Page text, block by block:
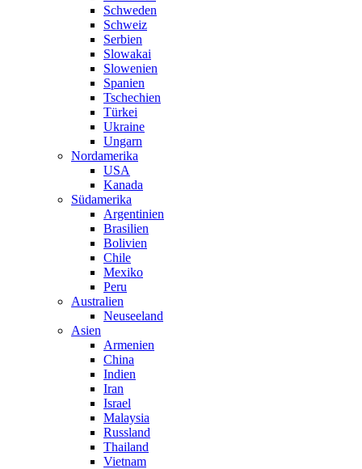
Schweden
Schweiz
Serbien
Slowakai
Slowenien
Spanien
Tschechien
Türkei
Ukraine
Ungarn
Nordamerika
USA
Kanada
Südamerika
Argentinien
Brasilien
Bolivien
Chile
Mexiko
Peru
Australien
Neuseeland
Asien
Armenien
China
Indien
Iran
Israel
Malaysia
Russland
Thailand
Vietnam